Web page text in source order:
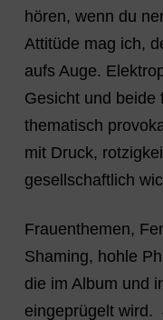
hören, wenn du
Attitüde mag ich,
aufs Auge.
Gesicht und beide
thematisch
mit Druck,
gesellschaftlich
Frauenthemen,
Shaming, hohle
die im Album und
eingeprügelt wird.